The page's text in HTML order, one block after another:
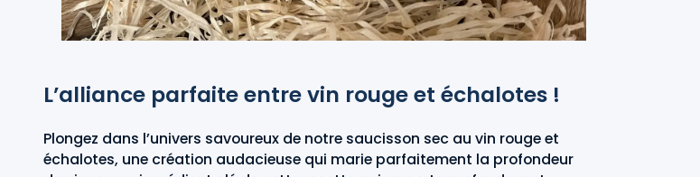
L’alliance parfaite entre vin rouge et échalotes !
Plongez dans l’univers savoureux de notre saucisson sec au vin rouge et
échalotes, une création audacieuse qui marie parfaitement la profondeur